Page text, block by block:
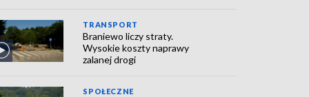
TRANSPORT
Braniewo liczy straty.
Wysokie koszty naprawy
zalanej drogi
SPOŁECZNE